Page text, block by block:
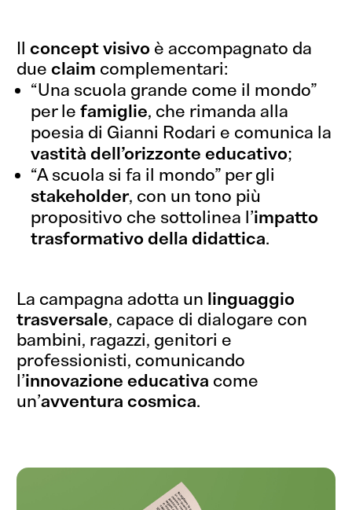
Ilconcept visivo è accompagnato da
dueclaim complementari:
“Una scuola grande come il mondo”
per lefamiglie, che rimanda alla
poesia di Gianni Rodari e comunica la
vastità dell’orizzonte educativo;
“A scuola si fa il mondo” per gli
stakeholder, con un tono più
propositivo che sottolinea l’impatto
trasformativo della didattica.
La campagna adotta un linguaggio
trasversale, capace di dialogare con
bambini, ragazzi, genitori e
professionisti, comunicando
l’innovazione educativa come
un’avventura cosmica.
Che dici,
collaboriamo?
Sì, vi scrivo!